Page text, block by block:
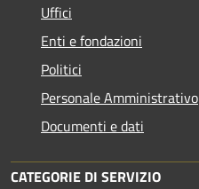
Uffici
Enti e fondazioni
Politici
Personale Amministrativo
Documenti e dati
CATEGORIE DI SERVIZIO